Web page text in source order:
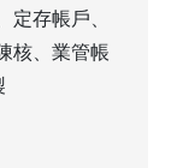
存帳戶、
核、業管帳